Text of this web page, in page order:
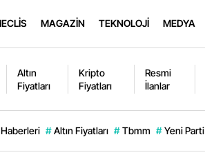
MAGAZİN TEKNOLOJİ MEDYA
Altın
Fiyatları
Kripto
Fiyatları
Resmi
İlanlar
# Altın Fiyatları # Tbmm # Yeni Parti